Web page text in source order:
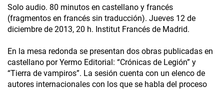
Solo audio. 80 minutos en castellano y francés
(fragmentos en francés sin traducción). Jueves 12 de
diciembre de 2013, 20 h. Institut Francés de Madrid.
En la mesa redonda se presentan dos obras publicadas en
castellano por Yermo Editorial: “Crónicas de Legión” y
“Tierra de vampiros”. La sesión cuenta con un elenco de
autores internacionales con los que se habla del proceso